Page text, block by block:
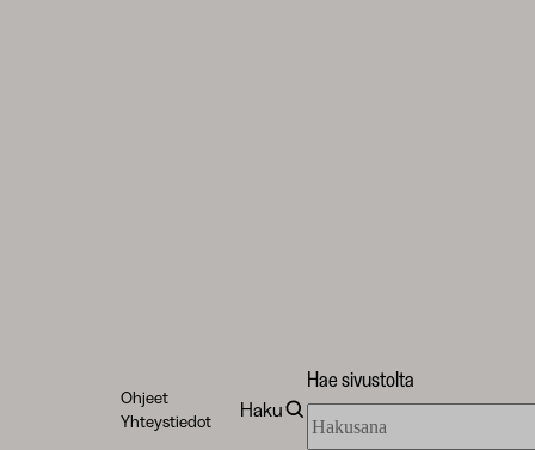
Ohjeet
Yhteystiedot
Haku
Hae sivustolta
sivustolta